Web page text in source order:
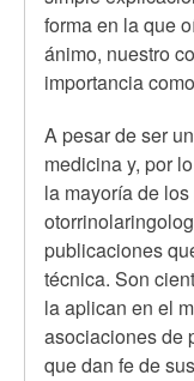
forma en la que
ánimo, nuestro
importancia
A pesar de ser
medicina y, por
la mayoría de
publicaciones
técnica. Son
la aplican en el
asociaciones de
que dan fe de